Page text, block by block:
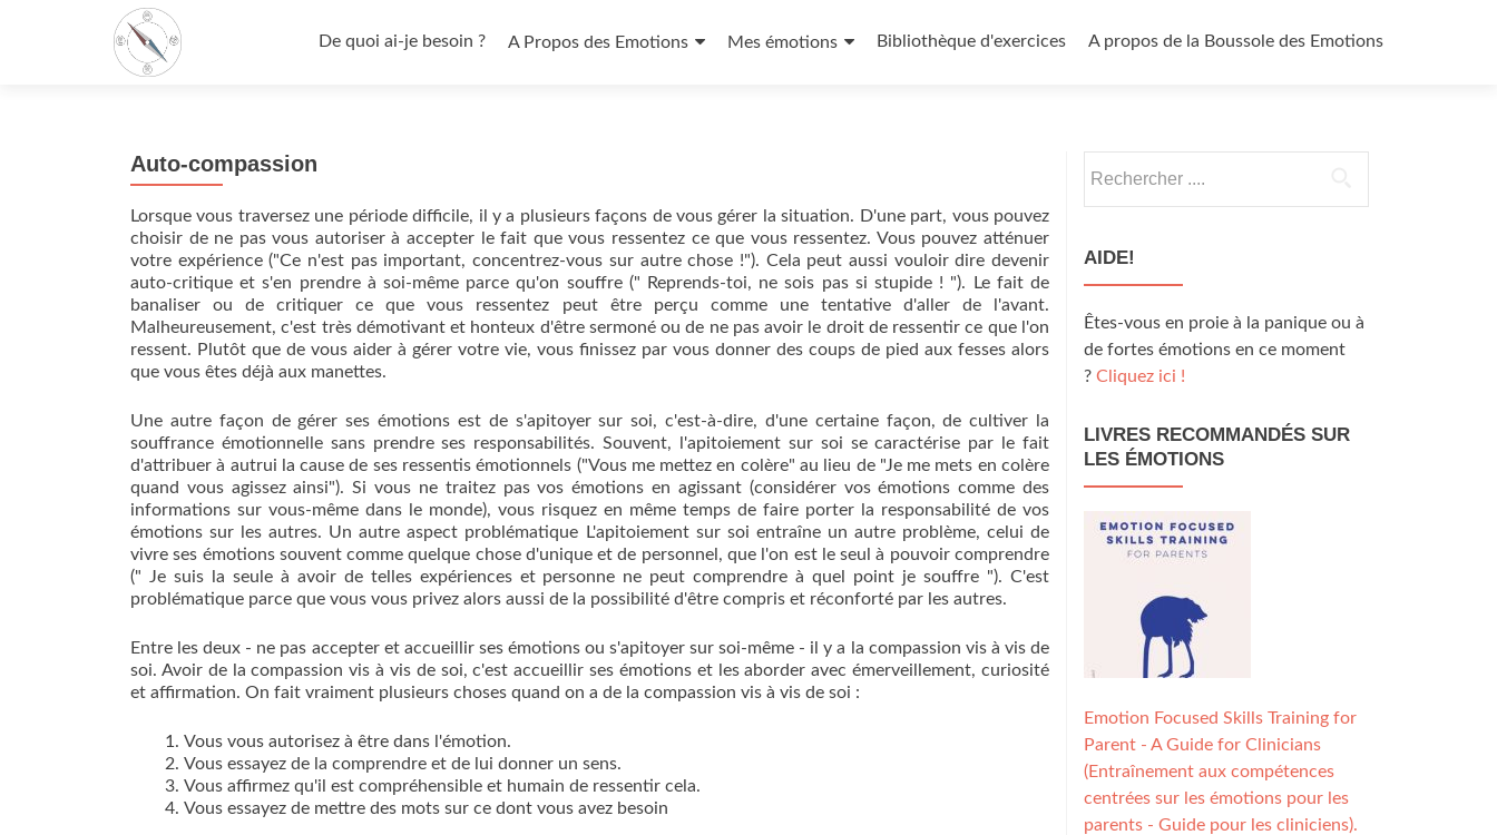
au
De quoi ai-je besoin ? A Propos des Emotions Mes émotions Bibliothèque d'exercices A propos de la Boussole des Emotions
Auto-compassion
Lorsque vous traversez une période difficile, il y a plusieurs façons de vous gérer la situation. D'une part, vous pouvez
choisir de ne pas vous autoriser à accepter le fait que vous ressentez ce que vous ressentez. Vous pouvez atténuer
votre expérience ("Ce n'est pas important, concentrez-vous sur autre chose !"). Cela peut aussi vouloir dire devenir
auto-critique et s'en prendre à soi-même parce qu'on souffre (" Reprends-toi, ne sois pas si stupide ! "). Le fait de
banaliser ou de critiquer ce que vous ressentez peut être perçu comme une tentative d'aller de l'avant.
Malheureusement, c'est très démotivant et honteux d'être sermoné ou de ne pas avoir le droit de ressentir ce que l'on
ressent. Plutôt que de vous aider à gérer votre vie, vous finissez par vous donner des coups de pied aux fesses alors
que vous êtes déjà aux manettes.
Une autre façon de gérer ses émotions est de s'apitoyer sur soi, c'est-à-dire, d'une certaine façon, de cultiver la
souffrance émotionnelle sans prendre ses responsabilités. Souvent, l'apitoiement sur soi se caractérise par le fait
d'attribuer à autrui la cause de ses ressentis émotionnels ("Vous me mettez en colère" au lieu de "Je me mets en colère
quand vous agissez ainsi"). Si vous ne traitez pas vos émotions en agissant (considérer vos émotions comme des
informations sur vous-même dans le monde), vous risquez en même temps de faire porter la responsabilité de vos
émotions sur les autres. Un autre aspect problématique L'apitoiement sur soi entraîne un autre problème, celui de
vivre ses émotions souvent comme quelque chose d'unique et de personnel, que l'on est le seul à pouvoir comprendre
(" Je suis la seule à avoir de telles expériences et personne ne peut comprendre à quel point je souffre "). C'est
problématique parce que vous vous privez alors aussi de la possibilité d'être compris et réconforté par les autres.
Entre les deux - ne pas accepter et accueillir ses émotions ou s'apitoyer sur soi-même - il y a la compassion vis à vis de
soi. Avoir de la compassion vis à vis de soi, c'est accueillir ses émotions et les aborder avec émerveillement, curiosité
et affirmation. On fait vraiment plusieurs choses quand on a de la compassion vis à vis de soi :
Vous vous autorisez à être dans l'émotion.
Vous essayez de la comprendre et de lui donner un sens.
Vous affirmez qu'il est compréhensible et humain de ressentir cela.
Vous essayez de mettre des mots sur ce dont vous avez besoin
AIDE!
Êtes-vous en proie à la panique ou à
de fortes émotions en ce moment
? Cliquez ici !
LIVRES RECOMMANDÉS SUR
LES ÉMOTIONS
Emotion Focused Skills Training for
Parent - A Guide for Clinicians
(Entraînement aux compétences
centrées sur les émotions pour les
parents - Guide pour les cliniciens).